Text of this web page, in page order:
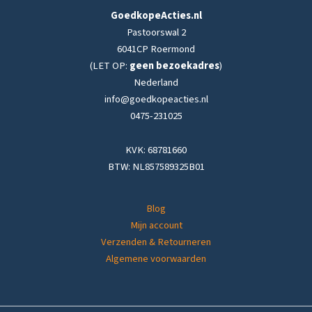
GoedkopeActies.nl
Pastoorswal 2
6041CP Roermond
(LET OP: geen bezoekadres)
Nederland
info@goedkopeacties.nl
0475-231025
KVK: 68781660
BTW: NL857589325B01
Blog
Mijn account
Verzenden & Retourneren
Algemene voorwaarden